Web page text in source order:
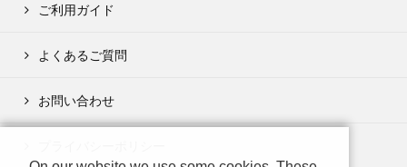
ご利用ガイド
よくあるご質問
お問い合わせ